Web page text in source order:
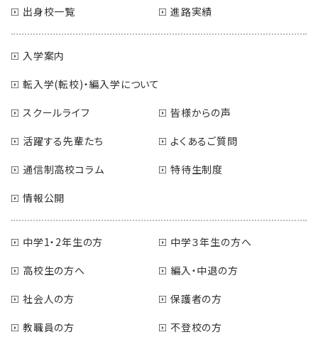
出身校一覧
進路実績
入学案内
転入学(転校)・編入学について
スクールライフ
皆様からの声
活躍する先輩たち
よくあるご質問
通信制高校コラム
特待生制度
情報公開
中学1・2年生の方
中学３年生の方へ
高校生の方へ
編入・中退の方
社会人の方
保護者の方
教職員の方
不登校の方